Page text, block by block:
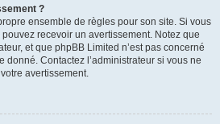
?
ensemble de règles pour son site. Si vous
recevoir un avertissement. Notez que
et que phpBB Limited n’est pas concerné
donné. Contactez l’administrateur si vous ne
avertissement.